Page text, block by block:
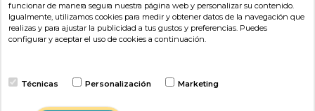
Psonríe Carrer de la Llacuna 162 08018, Barcelona
(Barcelona)-Psonrie.com
funcionar de manera segura nuestra página web y personalizar su contenido.
Igualmente, utilizamos cookies para medir y obtener datos de la navegación que
realizas y para ajustar la publicidad a tus gustos y preferencias. Puedes
configurar y aceptar el uso de cookies a continuación.
Técnicas Personalización Marketing